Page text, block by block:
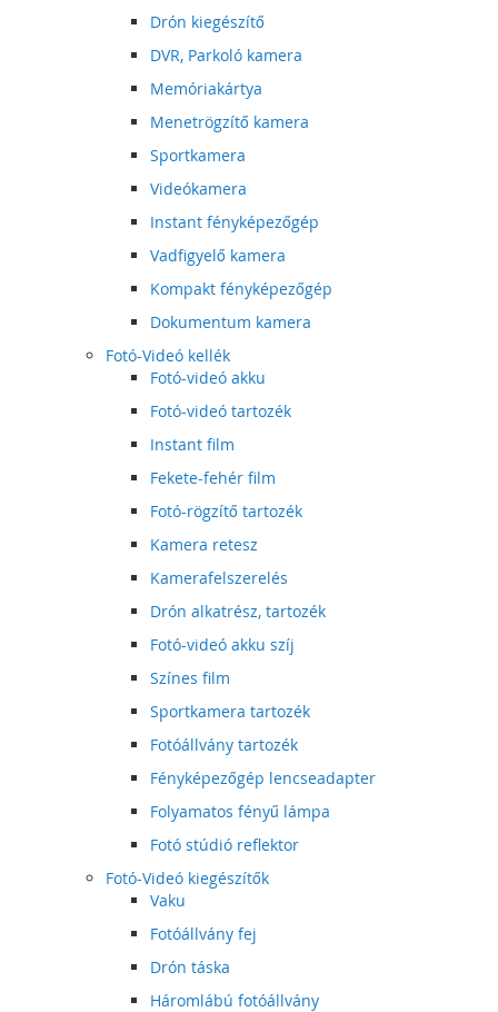
Drón kiegészítő
DVR, Parkoló kamera
Memóriakártya
Menetrögzítő kamera
Sportkamera
Videókamera
Instant fényképezőgép
Vadfigyelő kamera
Kompakt fényképezőgép
Dokumentum kamera
Fotó-Videó kellék
Fotó-videó akku
Fotó-videó tartozék
Instant film
Fekete-fehér film
Fotó-rögzítő tartozék
Kamera retesz
Kamerafelszerelés
Drón alkatrész, tartozék
Fotó-videó akku szíj
Színes film
Sportkamera tartozék
Fotóállvány tartozék
Fényképezőgép lencseadapter
Folyamatos fényű lámpa
Fotó stúdió reflektor
Fotó-Videó kiegészítők
Vaku
Fotóállvány fej
Drón táska
Háromlábú fotóállvány